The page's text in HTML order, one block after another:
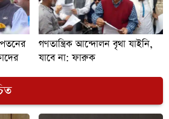
গণতান্ত্রিক আন্দোলন বৃথা যাইনি,
যাবে না: ফারুক